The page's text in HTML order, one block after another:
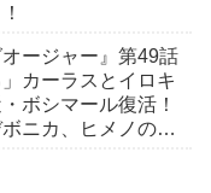
オージャー』第49話
」カーラスとイロキ
ボシマール復活！
ニカ、ヒメノの両